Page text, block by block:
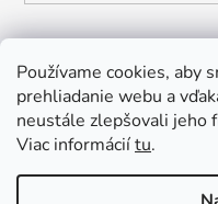
Používame cookies, aby
prehliadanie webu a
neustále zlepšovali jeho
Viac informáciítu.
Instagram